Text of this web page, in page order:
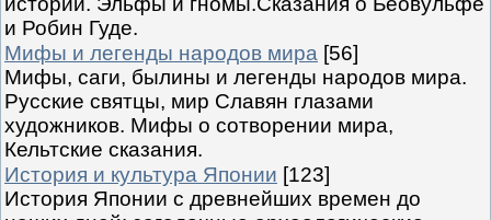
и Робин Гуде.
Мифы и легенды народов мира [56]
Мифы, саги, былины и легенды народов мира.
Русские святцы, мир Славян глазами
художников. Мифы о сотворении мира,
Кельтские сказания.
История и культура Японии [123]
История Японии с древнейших времен до